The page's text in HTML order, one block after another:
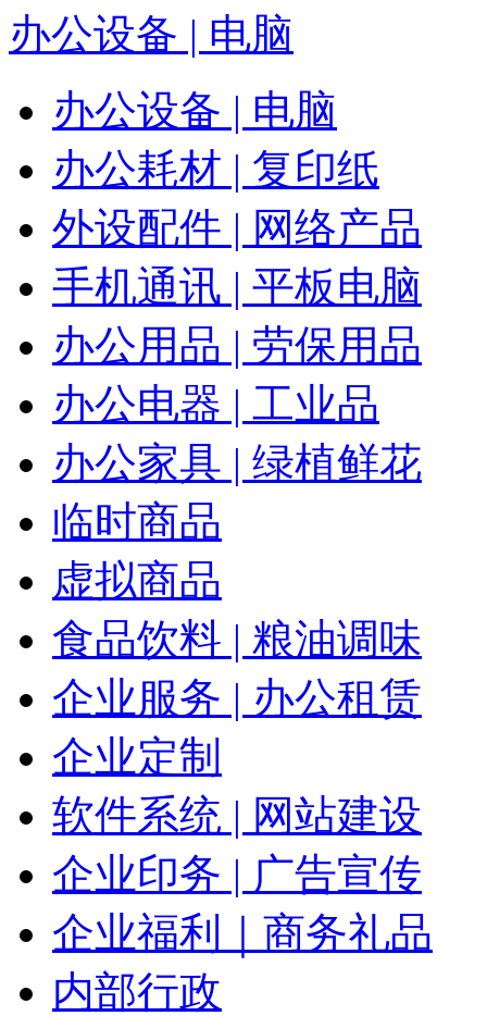
办公设备 | 电脑
办公设备 | 电脑
办公耗材 | 复印纸
外设配件 | 网络产品
手机通讯 | 平板电脑
办公用品 | 劳保用品
办公电器 | 工业品
办公家具 | 绿植鲜花
临时商品
虚拟商品
食品饮料 | 粮油调味
企业服务 | 办公租赁
企业定制
软件系统 | 网站建设
企业印务 | 广告宣传
企业福利｜商务礼品
内部行政